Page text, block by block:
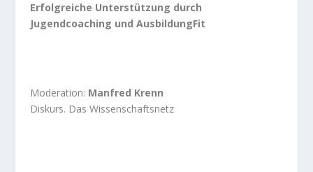
Erfolgreiche Unterstützung durch
Jugendcoaching und AusbildungFit
Moderation: Manfred Krenn
Diskurs. Das Wissenschaftsnetz